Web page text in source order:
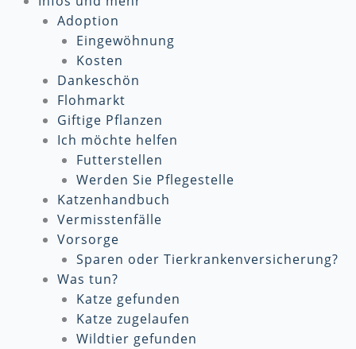
Adoption
Eingewöhnung
Kosten
Dankeschön
Flohmarkt
Giftige Pflanzen
Ich möchte helfen
Futterstellen
Werden Sie Pflegestelle
Katzenhandbuch
Vermisstenfälle
Vorsorge
Sparen oder Tierkrankenversicherung?
Was tun?
Katze gefunden
Katze zugelaufen
Wildtier gefunden